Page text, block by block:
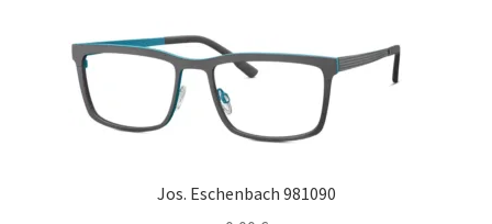
Jos. Eschenbach 981090